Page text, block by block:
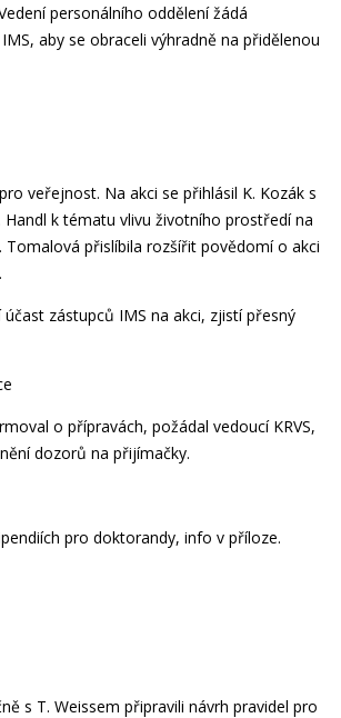
personálního oddělení žádá
aby se obraceli výhradně na přidělenou
veřejnost. Na akci se přihlásil K. Kozák s
Handl k tématu vlivu životního prostředí na
Tomalová přislíbila rozšířit povědomí o akci
zástupců IMS na akci, zjistí přesný
o přípravách, požádal vedoucí KRVS,
dozorů na přijímačky.
pro doktorandy, info v příloze.
s T. Weissem připravili návrh pravidel pro